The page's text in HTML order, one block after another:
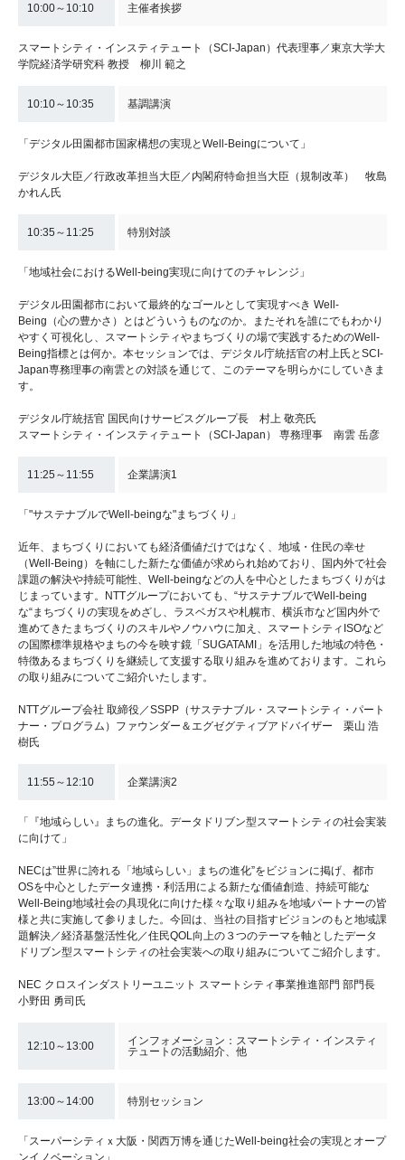
10:00～10:10 主催者挨拶
スマートシティ・インスティテュート（SCI-Japan）代表理事／東京大学大
学院経済学研究科 教授 柳川 範之
10:10～10:35 基調講演
「デジタル田園都市国家構想の実現とWell-Beingについて」
デジタル大臣／行政改革担当大臣／内閣府特命担当大臣（規制改革） 牧島
かれん氏
10:35～11:25 特別対談
「地域社会におけるWell-being実現に向けてのチャレンジ」
デジタル田園都市において最終的なゴールとして実現すべき Well-
Being（心の豊かさ）とはどういうものなのか。またそれを誰にでもわかり
やすく可視化し、スマートシティやまちづくりの場で実践するためのWell-
Being指標とは何か。本セッションでは、デジタル庁統括官の村上氏とSCI-
Japan専務理事の南雲との対談を通じて、このテーマを明らかにしていきま
す。
デジタル庁統括官 国民向けサービスグループ長 村上 敬亮氏
スマートシティ・インスティテュート（SCI-Japan） 専務理事 南雲 岳彦
11:25～11:55 企業講演1
「"サステナブルでWell-beingな"まちづくり」
近年、まちづくりにおいても経済価値だけではなく、地域・住民の幸せ
（Well-Being）を軸にした新たな価値が求められ始めており、国内外で社会
課題の解決や持続可能性、Well-beingなどの人を中心としたまちづくりがは
じまっています。NTTグループにおいても、“サステナブルでWell-being
な“まちづくりの実現をめざし、ラスベガスや札幌市、横浜市など国内外で
進めてきたまちづくりのスキルやノウハウに加え、スマートシティISOなど
の国際標準規格やまちの今を映す鏡「SUGATAMI」を活用した地域の特色・
特徴あるまちづくりを継続して支援する取り組みを進めております。これら
の取り組みについてご紹介いたします。
NTTグループ会社 取締役／SSPP（サステナブル・スマートシティ・パート
ナー・プログラム）ファウンダー＆エグゼグティブアドバイザー 栗山 浩
樹氏
11:55～12:10 企業講演2
「『地域らしい』まちの進化。データドリブン型スマートシティの社会実装
に向けて」
NECは”世界に誇れる「地域らしい」まちの進化”をビジョンに掲げ、都市
OSを中心としたデータ連携・利活用による新たな価値創造、持続可能な
Well-Being地域社会の具現化に向けた様々な取り組みを地域パートナーの皆
様と共に実施して参りました。今回は、当社の目指すビジョンのもと地域課
題解決／経済基盤活性化／住民QOL向上の３つのテーマを軸としたデータ
ドリブン型スマートシティの社会実装への取り組みについてご紹介します。
NEC クロスインダストリーユニット スマートシティ事業推進部門 部門長
小野田 勇司氏
12:10～13:00
インフォメーション：スマートシティ・インスティ
テュートの活動紹介、他
13:00～14:00 特別セッション
「スーパーシティｘ大阪・関西万博を通じたWell-being社会の実現とオープ
ンイノベーション」